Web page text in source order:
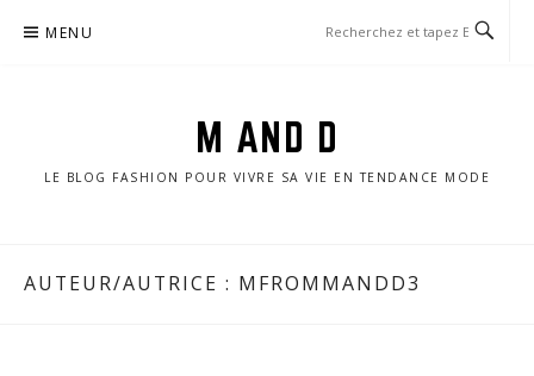
MENU
M AND D
LE BLOG FASHION POUR VIVRE SA VIE EN TENDANCE MODE
AUTEUR/AUTRICE : MFROMMANDD3